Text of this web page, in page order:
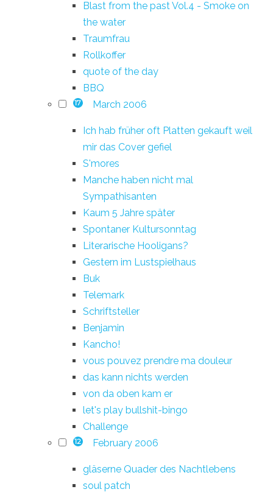
Blast from the past Vol.4 - Smoke on
the water
Traumfrau
Rollkoffer
quote of the day
BBQ
17 March 2006
Ich hab früher oft Platten gekauft weil
mir das Cover gefiel
S'mores
Manche haben nicht mal
Sympathisanten
Kaum 5 Jahre später
Spontaner Kultursonntag
Literarische Hooligans?
Gestern im Lustspielhaus
Buk
Telemark
Schriftsteller
Benjamin
Kancho!
vous pouvez prendre ma douleur
das kann nichts werden
von da oben kam er
let's play bullshit-bingo
Challenge
12 February 2006
gläserne Quader des Nachtlebens
soul patch